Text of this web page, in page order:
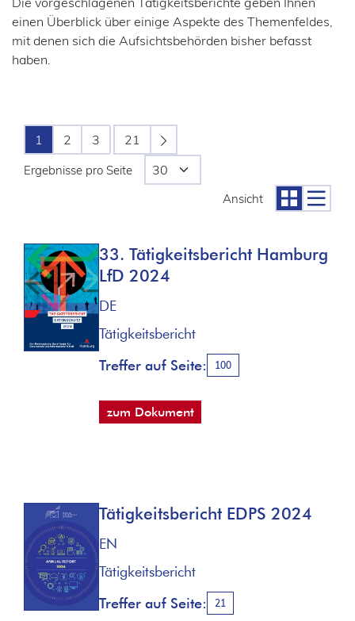
einen Überblick über einige Aspekte des Themenfeldes,
mit denen sich die Aufsichtsbehörden bisher befasst
haben.
1 2 3 21
Ergebnisse pro Seite
Ansicht
33. Tätigkeitsbericht Hamburg
LfD 2024
DE
Tätigkeitsbericht
Treffer auf Seite:
100
zum Dokument
Tätigkeitsbericht EDPS 2024
EN
Tätigkeitsbericht
Treffer auf Seite:
21